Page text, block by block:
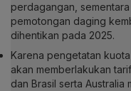
perdagangan,
pemotongan daging
dihentikan pada 2025.
Karena pengetatan
akan memberlakukan
dan Brasil serta Australia